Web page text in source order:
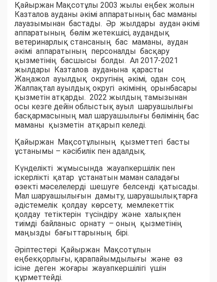
Қайыржан Мақсотұлы 2003 жылы еңбек жолын
Казталов ауданы әкімі аппаратының бас маманы
лауазымынан бастады. Әр жылдары аудан әкімі
аппаратының бөлім жетекшісі, аудандық
ветеринарлық стансаның бас маманы, аудан
әкімі аппаратының персоналды басқару
қызметінің басшысы болды. Ал 2017-2021
жылдары Казталов ауданына қарасты
Жаңажол ауылдық округінің әкімі, одан соң
Жалпақтал ауылдық округі әкімінің орынбасары
қызметін атқарды. 2022 жылдың тамызынан
осы кезге дейін облыстық ауыл шаруашылығы
басқармасының мал шаруашылығы бөлімінің бас
маманы қызметін атқарып келеді.
Қайыржан Мақсотұлының қызметтегі басты
ұстанымы – кәсібилік пен адалдық.
Күнделікті жұмысында жауапкершілік пен
іскерлікті қатар ұстанатын маман саладағы
өзекті мәселелерді шешуге белсенді қатысады.
Мал шаруашылығын дамыту, шаруашылықтарға
әдістемелік қолдау көрсету, мемлекеттік
қолдау тетіктерін түсіндіру және халықпен
тиімді байланыс орнату – оның қызметінің
маңызды бағыттарының бірі.
Әріптестері Қайыржан Мақсотұлын
еңбекқорлығы, қарапайымдылығы және өз
ісіне деген жоғары жауапкершілігі үшін
құрметтейді.